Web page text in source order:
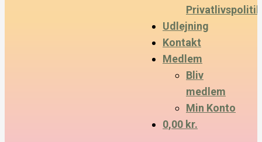
Privatlivspolitik
Udlejning
Kontakt
Medlem
Bliv
medlem
Min Konto
0,00 kr.